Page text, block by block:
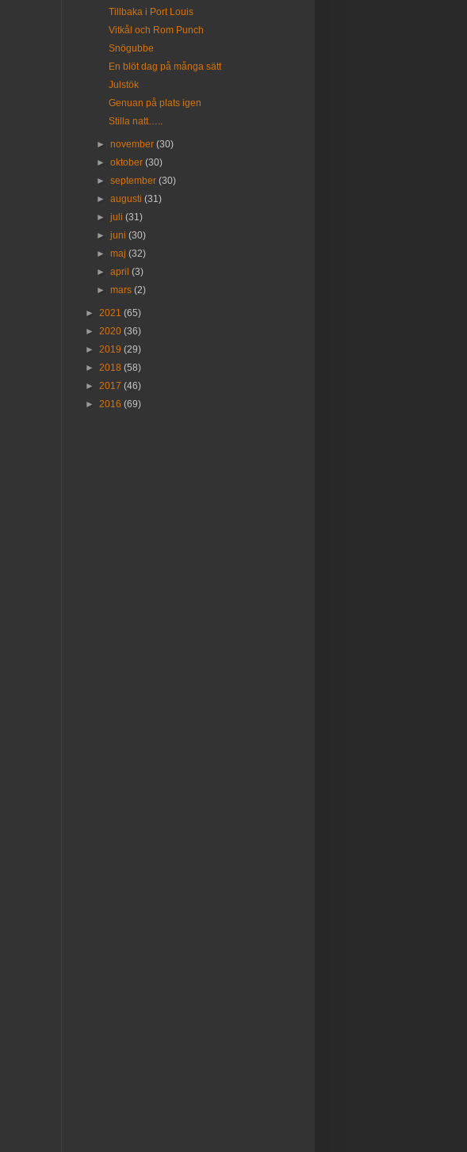
Tillbaka i Port Louis
Vitkål och Rom Punch
Snögubbe
En blöt dag på många sätt
Julstök
Genuan på plats igen
Stilla natt…..
►november(30)
►oktober(30)
►september(30)
►augusti(31)
►juli(31)
►juni(30)
►maj(32)
►april(3)
►mars(2)
► 2021 (65)
► 2020 (36)
► 2019 (29)
► 2018 (58)
► 2017 (46)
► 2016 (69)